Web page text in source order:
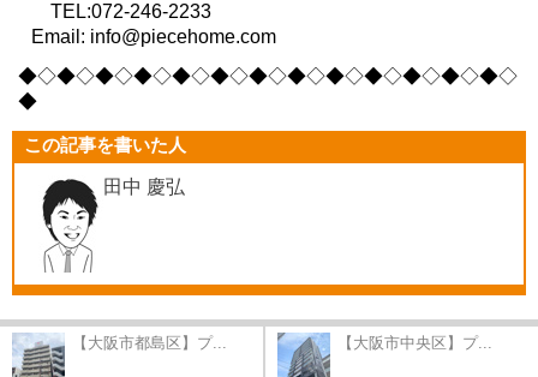
TEL:072-246-2233
Email: info@piecehome.com
◆◇◆◇◆◇◆◇◆◇◆◇◆◇◆◇◆◇◆◇◆◇◆◇◆◇
◆
この記事を書いた人
田中 慶弘
【大阪市都島区】プ... 【大阪市中央区】プ...